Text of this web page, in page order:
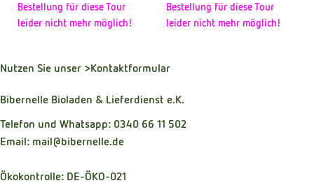
Bestellung für diese Tour
leider nicht mehr möglich!
Bestellung für diese Tour
leider nicht mehr möglich!
Nutzen Sie unser >Kontaktformular
Bibernelle Bioladen & Lieferdienst e.K.
Telefon und Whatsapp: 0340 66 11 502
Email: mail@bibernelle.de
Ökokontrolle: DE-ÖKO-021